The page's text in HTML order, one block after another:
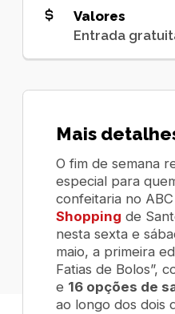
Valores
Entrada
Mais
O fim de semana
especial para
confeitaria no
Shopping de
nesta sexta e
maio, a primeira
Fatias de Bolos”,
e 16 opções de
ao longo dos dois